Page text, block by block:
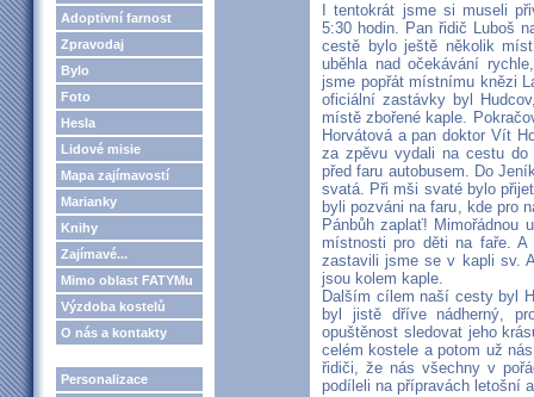
Adoptivní farnost
Zpravodaj
Bylo
Foto
Hesla
Lidové misie
Mapa zajímavostí
Marianky
Knihy
Zajímavé...
Mimo oblast FATYMu
Výzdoba kostelů
O nás a kontakty
Personalizace
I tentokrát jsme si museli
5:30 hodin. Pan řidič Luboš
cestě bylo ještě několik
uběhla nad očekávání
jsme popřát místnímu knězi
oficiální zastávky byl
místě zbořené kaple.
Horvátová a pan doktor Vít
za zpěvu vydali na cestu
před faru autobusem. Do
svatá. Při mši svaté bylo
byli pozváni na faru, kde pro
Pánbůh zaplať! Mimořádnou
místnosti pro děti na faře.
zastavili jsme se v kapli sv.
jsou kolem kaple.
Dalším cílem naší cesty byl
byl jistě dříve nádherný,
opuštěnost sledovat jeho
celém kostele a potom už
řidiči, že nás všechny v
podíleli na přípravách letošní